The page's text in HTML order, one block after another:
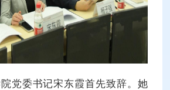
党委书记宋东霞首先致辞。她